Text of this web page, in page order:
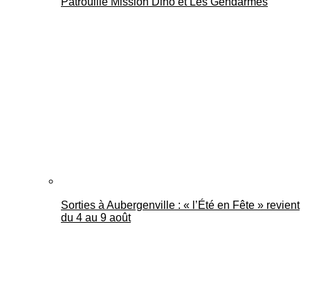
Sorties à Aubergenville : « l’Été en Fête » revient
du 4 au 9 août